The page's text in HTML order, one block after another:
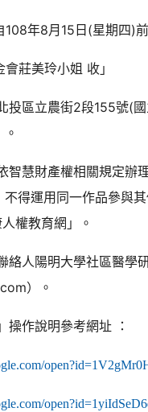
年8月15日(星期四)
莊美玲小姐 收」
投區立農街2段155號(
智慧財產權相關規定辦
得運用同一作品參與
權教育網」。
絡人陽明大學社區醫
）。
操作說明參考網址 ：